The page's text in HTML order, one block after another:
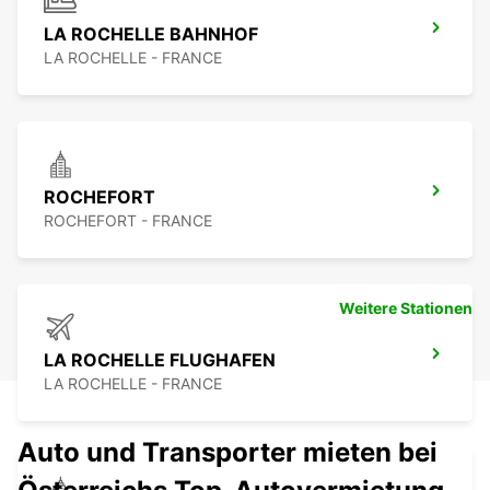
LA ROCHELLE BAHNHOF
LA ROCHELLE - FRANCE
ROCHEFORT
ROCHEFORT - FRANCE
LA ROCHELLE FLUGHAFEN
LA ROCHELLE - FRANCE
Weitere Stationen
Auto und Transporter mieten bei